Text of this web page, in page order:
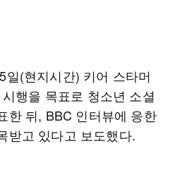
(현지시간) 키어 스타머
행을 목표로 청소년 소셜
한 뒤, BBC 인터뷰에 응한
받고 있다고 보도했다.